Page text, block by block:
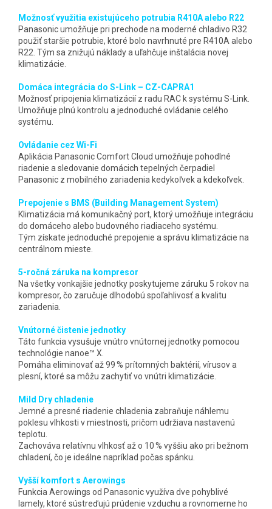
Možnosť využitia existujúceho potrubia R410A alebo R22
Panasonic umožňuje pri prechode na moderné chladivo R32
použiť staršie potrubie, ktoré bolo navrhnuté pre R410A alebo
R22. Tým sa znižujú náklady a uľahčuje inštalácia novej
klimatizácie.
Domáca integrácia do S-Link – CZ-CAPRA1
Možnosť pripojenia klimatizácií z radu RAC k systému S-Link.
Umožňuje plnú kontrolu a jednoduché ovládanie celého
systému.
Ovládanie cez Wi-Fi
Aplikácia Panasonic Comfort Cloud umožňuje pohodlné
riadenie a sledovanie domácich tepelných čerpadiel
Panasonic z mobilného zariadenia kedykoľvek a kdekoľvek.
Prepojenie s BMS (Building Management System)
Klimatizácia má komunikačný port, ktorý umožňuje integráciu
do domáceho alebo budovného riadiaceho systému.
Tým získate jednoduché prepojenie a správu klimatizácie na
centrálnom mieste.
5-ročná záruka na kompresor
Na všetky vonkajšie jednotky poskytujeme záruku 5 rokov na
kompresor, čo zaručuje dlhodobú spoľahlivosť a kvalitu
zariadenia.
Vnútorné čistenie jednotky
Táto funkcia vysušuje vnútro vnútornej jednotky pomocou
technológie nanoe™ X.
Pomáha eliminovať až 99 % prítomných baktérií, vírusov a
plesní, ktoré sa môžu zachytiť vo vnútri klimatizácie.
Mild Dry chladenie
Jemné a presné riadenie chladenia zabraňuje náhlemu
poklesu vlhkosti v miestnosti, pričom udržiava nastavenú
teplotu.
Zachováva relatívnu vlhkosť až o 10 % vyššiu ako pri bežnom
chladení, čo je ideálne napríklad počas spánku.
Vyšší komfort s Aerowings
Funkcia Aerowings od Panasonic využíva dve pohyblivé
lamely, ktoré sústreďujú prúdenie vzduchu a rovnomerne ho